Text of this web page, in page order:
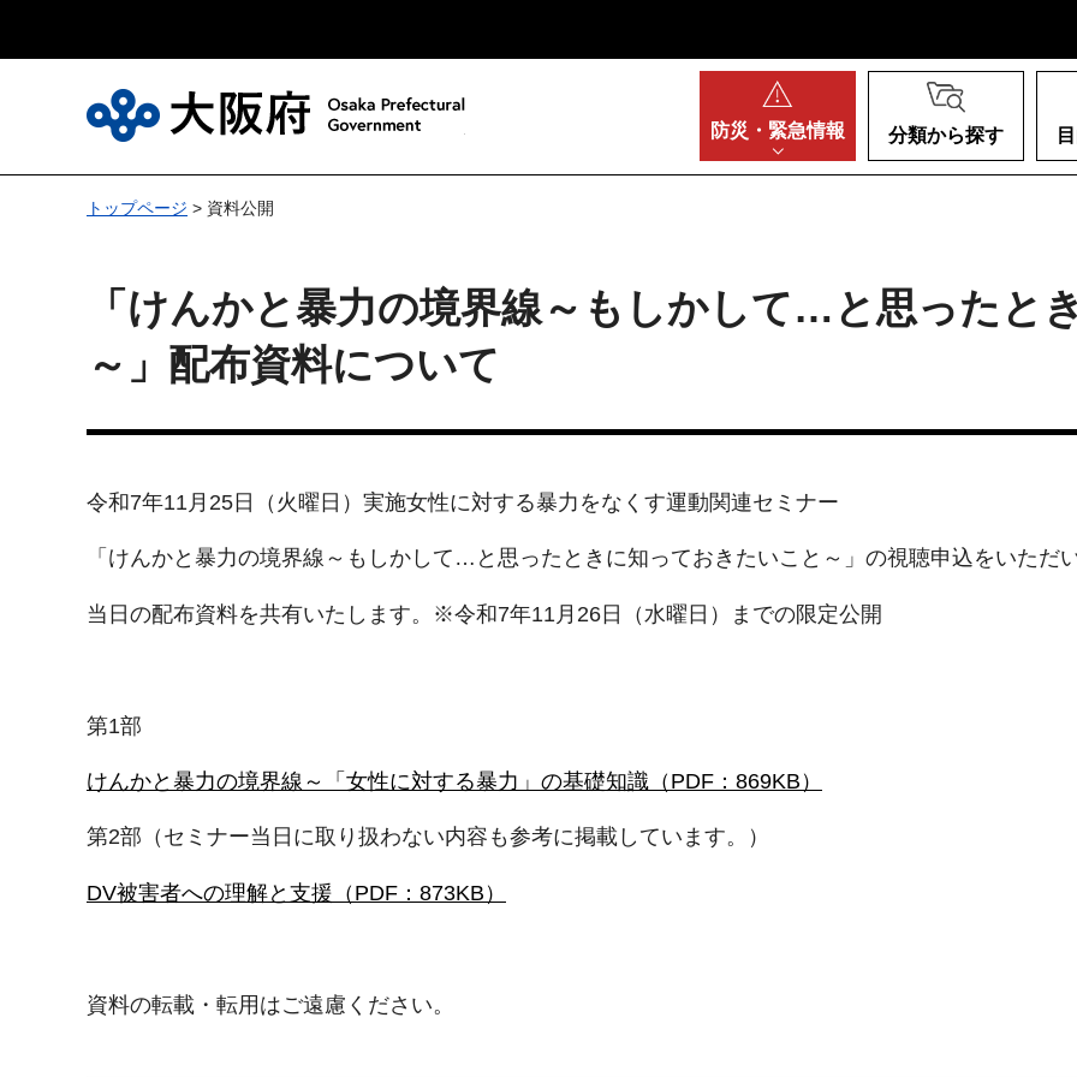
防災・ 緊急情報 分類から探す
トップページ > 資料公開
「けんかと暴力の境界線～もしかして…と思ったと
～」配布資料について
令和7年11月25日（火曜日）実施女性に対する暴力をなくす運動関連セミナー
「けんかと暴力の境界線～もしかして…と思ったときに知っておきたいこと～」の視聴申込をいただ
当日の配布資料を共有いたします。※令和7年11月26日（水曜日）までの限定公開
第1部
けんかと暴力の境界線～「女性に対する暴力」の基礎知識（PDF：869KB）
第2部（セミナー当日に取り扱わない内容も参考に掲載しています。）
DV被害者への理解と支援（PDF：873KB）
資料の転載・転用はご遠慮ください。